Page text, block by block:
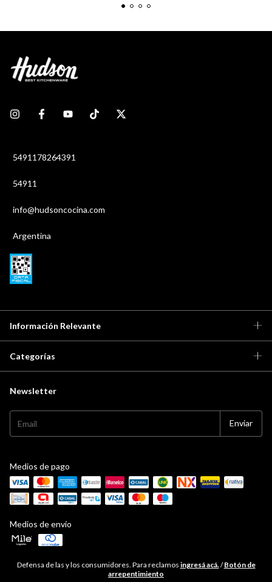
5491178264391
54911
info@hudsoncocina.com
Argentina
Información Relevante
Categorías
Newsletter
Medios de pago
Medios de envío
Defensa de las y los consumidores. Para reclamos ingresá acá. / Botón de
arrepentimiento